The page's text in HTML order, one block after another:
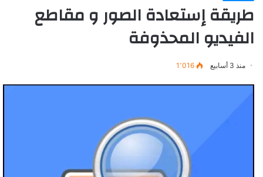
طريقة إستعادة الصور و مقاطع
الفيديو المحذوفة
منذ 3 أسابيع 1٬016